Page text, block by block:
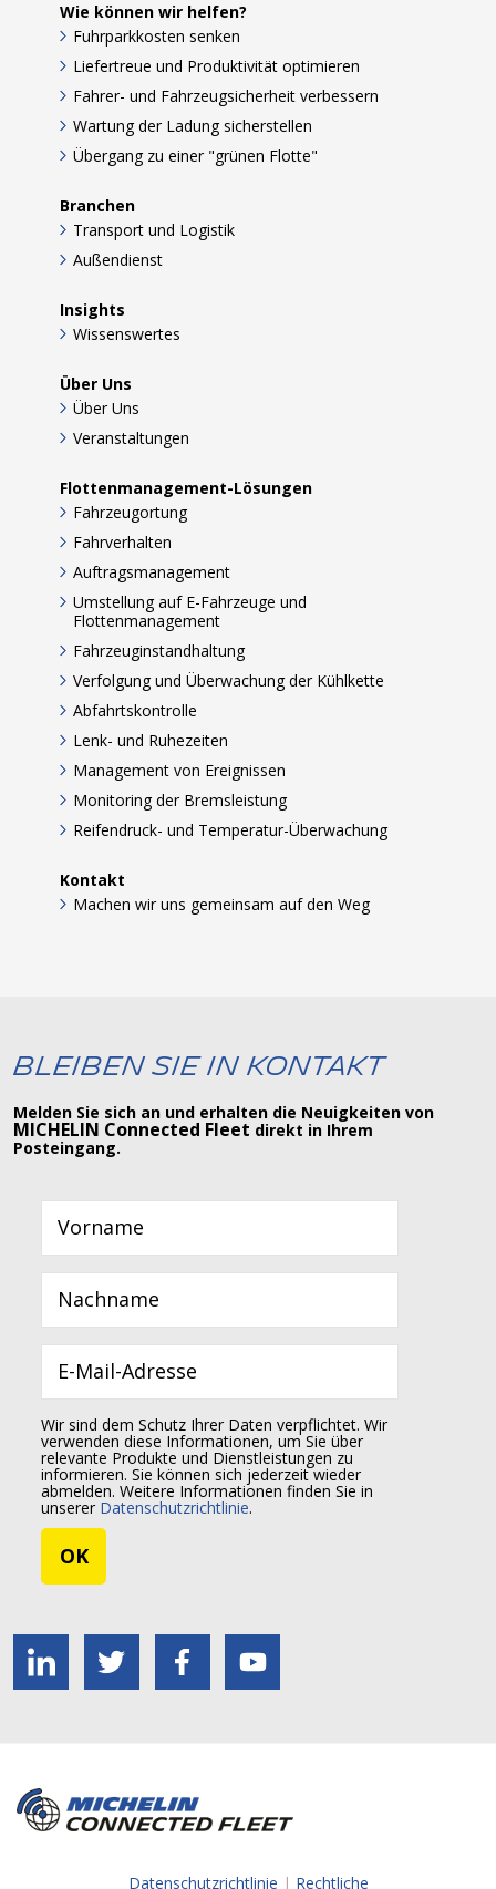
Wie können wir helfen?
Fuhrparkkosten senken
Liefertreue und Produktivität optimieren
Fahrer- und Fahrzeugsicherheit verbessern
Wartung der Ladung sicherstellen
Übergang zu einer "grünen Flotte"
Branchen
Transport und Logistik
Außendienst
Insights
Wissenswertes
Über Uns
Über Uns
Veranstaltungen
Flottenmanagement-Lösungen
Fahrzeugortung
Fahrverhalten
Auftragsmanagement
Umstellung auf E-Fahrzeuge und
Flottenmanagement
Fahrzeuginstandhaltung
Verfolgung und Überwachung der Kühlkette
Abfahrtskontrolle
Lenk- und Ruhezeiten
Management von Ereignissen
Monitoring der Bremsleistung
Reifendruck- und Temperatur-Überwachung
Kontakt
Machen wir uns gemeinsam auf den Weg
Bleiben Sie in Kontakt
Melden Sie sich an und erhalten die Neuigkeiten von
MICHELIN Connected Fleet direkt in Ihrem
Posteingang.
Wir sind dem Schutz Ihrer Daten verpflichtet. Wir
verwenden diese Informationen, um Sie über
relevante Produkte und Dienstleistungen zu
informieren. Sie können sich jederzeit wieder
abmelden. Weitere Informationen finden Sie in
unserer Datenschutzrichtlinie.
Datenschutzrichtlinie | Rechtliche